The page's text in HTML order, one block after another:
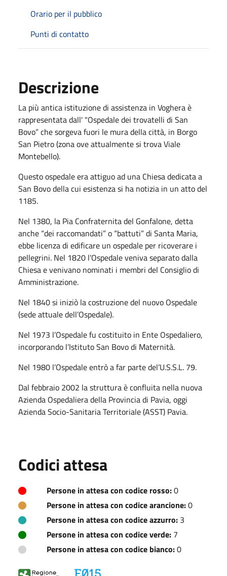
Orario per il pubblico
Punti di contatto
Descrizione
La più antica istituzione di assistenza in Voghera è
rappresentata dall' "Ospedale dei trovatelli di San
Bovo” che sorgeva fuori le mura della città, in Borgo
San Pietro (zona ove attualmente si trova Viale
Montebello).
Questo ospedale era attiguo ad una Chiesa dedicata a
San Bovo della cui esistenza si ha notizia in un atto del
1185.
Nel 1380, la Pia Confraternita del Gonfalone, detta
anche “dei raccomandati” o “battuti” di Santa Maria,
ebbe licenza di edificare un ospedale per ricoverare i
pellegrini. Nel 1820 l’Ospedale veniva separato dalla
Chiesa e venivano nominati i membri del Consiglio di
Amministrazione.
Nel 1840 si iniziò la costruzione del nuovo Ospedale
(sede attuale dell’Ospedale).
Nel 1973 l’Ospedale fu costituito in Ente Ospedaliero,
incorporando l’Istituto San Bovo di Maternità.
Nel 1980 l’Ospedale entrò a far parte del’U.S.S.L. 79.
Dal febbraio 2002 la struttura è confluita nella nuova
Azienda Ospedaliera della Provincia di Pavia, oggi
Azienda Socio-Sanitaria Territoriale (ASST) Pavia.
Codici attesa
Persone in attesa con codice rosso:0
Persone in attesa con codice arancione:0
Persone in attesa con codice azzurro: 3
Persone in attesa con codice verde: 7
Persone in attesa con codice bianco:0